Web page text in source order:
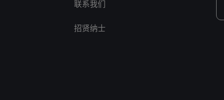
联系我们
招贤纳士